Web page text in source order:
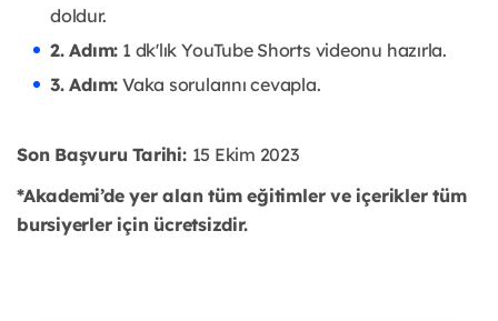
doldur.
2. Adım: 1 dk'lık YouTube Shorts videonu hazırla.
3. Adım: Vaka sorularını cevapla.
Son Başvuru Tarihi: 15 Ekim 2023
*Akademi’de yer alan tüm eğitimler ve içerikler tüm
bursiyerler için ücretsizdir.